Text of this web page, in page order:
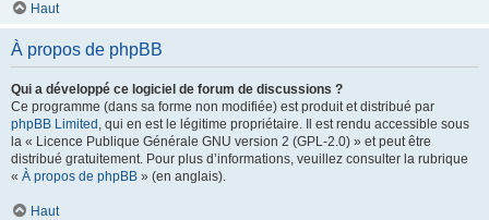
Haut
À propos de phpBB
Qui a développé ce logiciel de forum de discussions ?
Ce programme (dans sa forme non modifiée) est produit et distribué par
phpBB Limited , qui en est le légitime propriétaire. Il est rendu accessible sous
la « Licence Publique Générale GNU version 2 (GPL-2.0) » et peut être
distribué gratuitement. Pour plus d’informations, veuillez consulter la rubrique
« À propos de phpBB » (en anglais).
Haut